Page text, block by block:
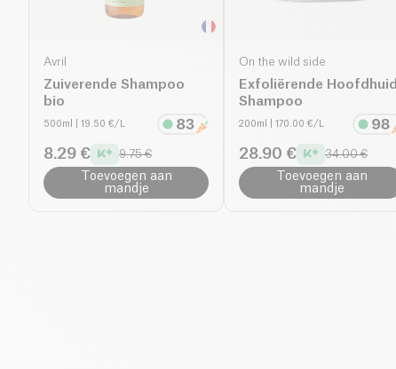
Avril
Zuiverende Shampoo
bio
500ml | 19.50 €/L
8.29 € 9.75 €
Toevoegen aan
mandje
On the wild side
Exfoliërende Hoofdhuid
Shampoo
200ml | 170.00 €/L
28.90 € 34.00 €
Toevoegen aan
mandje